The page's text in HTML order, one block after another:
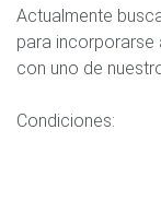
Actualmente
para incorporarse
con uno de
Condiciones: